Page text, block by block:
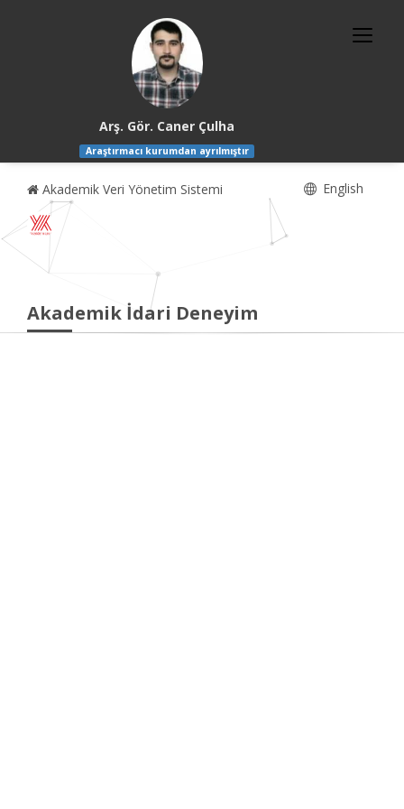
Arş. Gör. Caner Çulha
Araştırmacı kurumdan ayrılmıştır
Akademik Veri Yönetim Sistemi English
Akademik İdari Deneyim